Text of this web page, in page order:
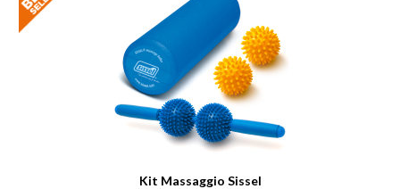
Kit Massaggio Sissel